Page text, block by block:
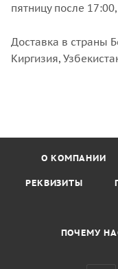
пятницу после
Доставка в страны
Киргизия,
О КОМПАНИИ
РЕКВИЗИТЫ
ПОЧЕМУ